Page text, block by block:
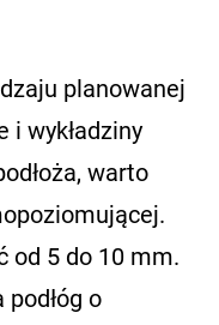
planowanej
i wykładziny
warto
od 5 do 10 mm.
o